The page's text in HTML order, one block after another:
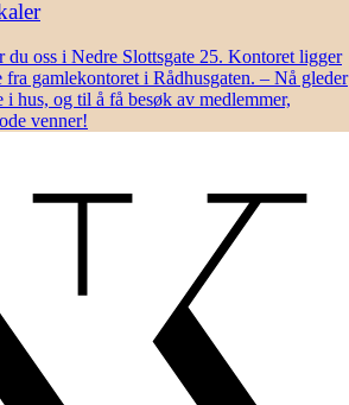
du oss i Nedre Slottsgate 25. Kontoret ligger
gamlekontoret i Rådhusgaten. – Nå gleder
hus, og til å få besøk av medlemmer,
venner!